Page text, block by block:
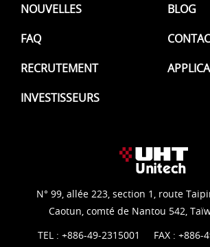
NOUVELLES
BLOG
FAQ
RECRUTEMENT
INVESTISSEURS
N° 99, allée 223, section 1, route
Caotun, comté de Nantou 542,
TEL : +886-49-2315001
FAX : +886-